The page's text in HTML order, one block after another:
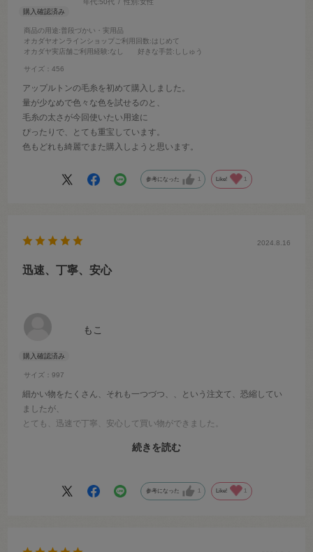
年代:50代 性別:女性
商品の用途:普段づかい・実用品
オカダヤオンラインショップご利用回数:はじめて
オカダヤ実店舗ご利用経験:なし 好きな手芸:ししゅう
サイズ：456
アップルトンの毛糸を初めて購入しました。
量が少なめで色々な色を試せるのと、
毛糸の太さが今回使いたい用途に
ぴったりで、とても重宝しています。
色もどれも綺麗でまた購入しようと思います。
参考になった Like!
もこ
サイズ：997
2024.8.16
迅速、丁寧、安心
細かい物をたくさん、それも一つづつ、、という注文て、恐縮してい
ましたが、
とても、迅速で丁寧、安心して買い物ができました。
次からもよろしくお願いいたします。
続きを読む
参考になった 1 Like! 1